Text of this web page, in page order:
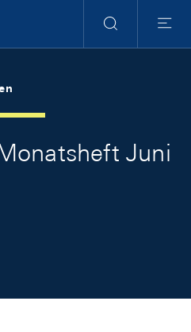
Suche
Menu
Juni